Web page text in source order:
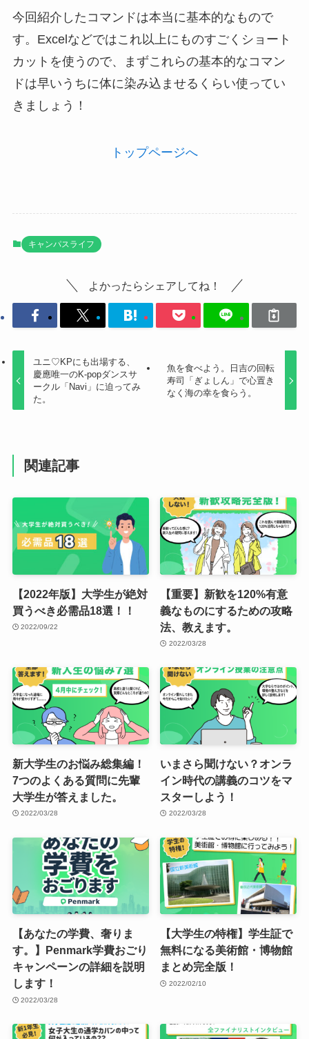
今回紹介したコマンドは本当に基本的なもので
す。Excelなどではこれ以上にものすごくショート
カットを使うので、まずこれらの基本的なコマン
ドは早いうちに体に染み込ませるくらい使ってい
きましょう！
トップページへ
キャンパスライフ
よかったらシェアしてね！
ユニ♡KPにも出場する、
慶應唯一のK-popダンスサ
ークル「Navi」に迫ってみ
た。
魚を食べよう。日吉の回転
寿司「ぎょしん」で心置き
なく海の幸を食らう。
関連記事
【2022年版】大学生が絶対
買うべき必需品18選！！
2022/09/22
【重要】新歓を120%有意
義なものにするための攻略
法、教えます。
2022/03/28
新大学生のお悩み総集編！
7つのよくある質問に先輩
大学生が答えました。
2022/03/28
いまさら聞けない？オンラ
イン時代の講義のコツをマ
スターしよう！
2022/03/28
【あなたの学費、奢りま
す。】Penmark学費おごり
キャンペーンの詳細を説明
します！
2022/03/28
【大学生の特権】学生証で
無料になる美術館・博物館
まとめ完全版！
2022/02/10